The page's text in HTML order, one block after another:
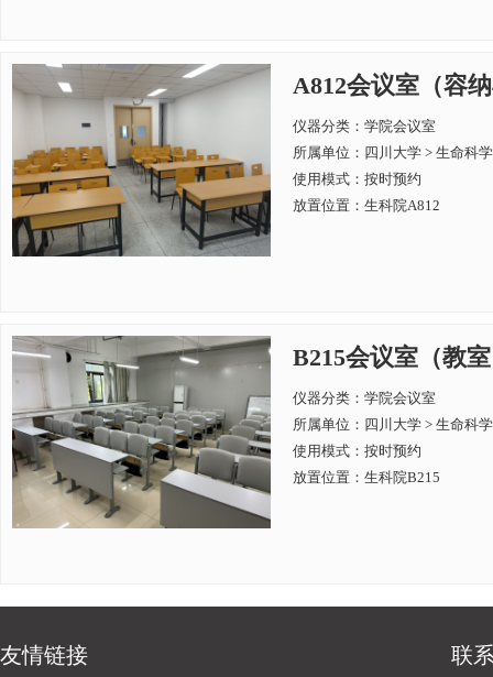
A812会议室（容
仪器分类：学院会议室
所属单位： 四川大学 > 生命科
使用模式：按时预约
放置位置：生科院A812
B215会议室（教
仪器分类：学院会议室
所属单位： 四川大学 > 生命科
使用模式：按时预约
放置位置：生科院B215
友情链接 联